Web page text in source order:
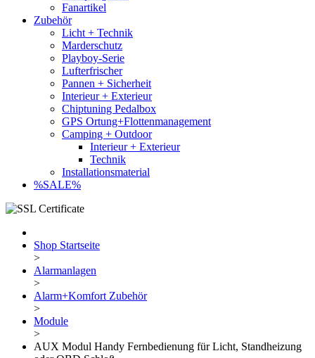
Fanartikel
Zubehör
Licht + Technik
Marderschutz
Playboy-Serie
Lufterfrischer
Pannen + Sicherheit
Interieur + Exterieur
Chiptuning Pedalbox
GPS Ortung+Flottenmanagement
Camping + Outdoor
Interieur + Exterieur
Technik
Installationsmaterial
%SALE%
Shop Startseite
>
Alarmanlagen
>
Alarm+Komfort Zubehör
>
Module
>
AUX Modul Handy Fernbedienung für Licht, Standheizung